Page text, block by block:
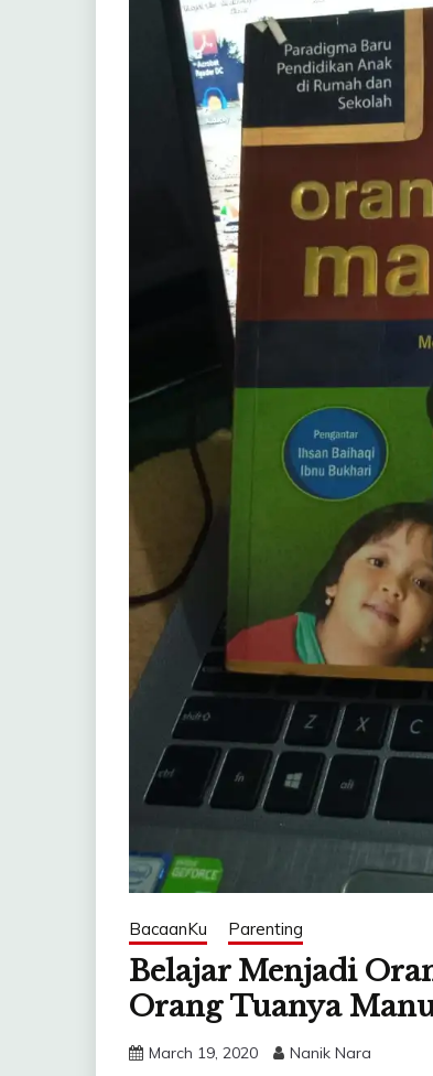
BacaanKu Parenting
Belajar Menjadi
Orang Tuanya
March 19, 2020 Nanik Nara